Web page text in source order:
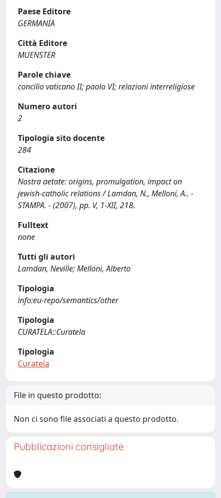
Paese Editore
GERMANIA
Città Editore
MUENSTER
Parole chiave
concilio vaticano II; paolo VI; relazioni interreligiose
Numero autori
2
Tipologia sito docente
284
Citazione
Nostra aetate: origins, promulgation, impact on
jewish-catholic relations / Lamdan, N., Melloni, A.. -
STAMPA. - (2007), pp. V, 1-XII, 218.
Fulltext
none
Tutti gli autori
Lamdan, Neville; Melloni, Alberto
Tipologia
info:eu-repo/semantics/other
Tipologia
CURATELA::Curatela
Tipologia
Curatela
File in questo prodotto:
Non ci sono file associati a questo prodotto.
Pubblicazioni consigliate